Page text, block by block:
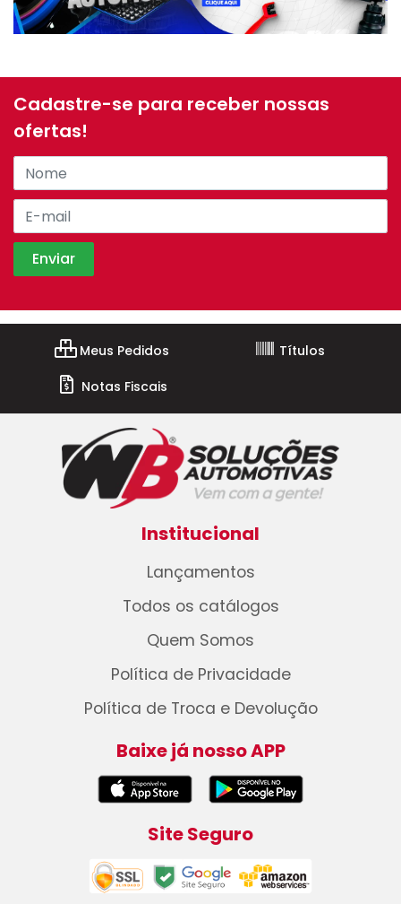
Cadastre-se para receber nossas
ofertas!
Meus Pedidos
Títulos
Notas Fiscais
Institucional
Lançamentos
Todos os catálogos
Quem Somos
Política de Privacidade
Política de Troca e Devolução
Baixe já nosso APP
Site Seguro